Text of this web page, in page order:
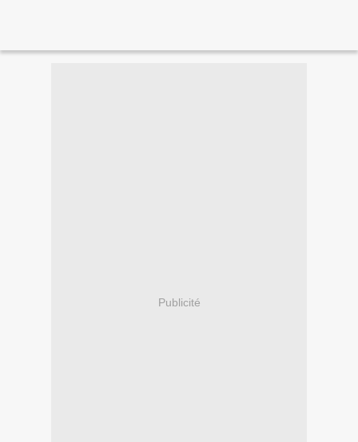
Publicité